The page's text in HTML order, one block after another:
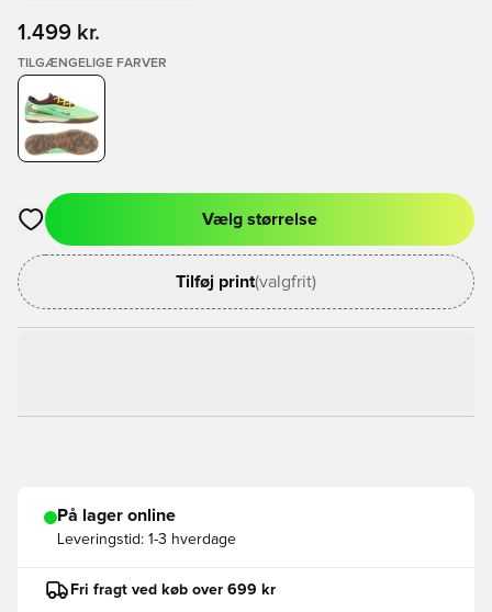
1.499 kr.
TILGÆNGELIGE FARVER
Åbner en Modal til at logge ind eller tilmelde dig som medlem
Vælg størrelse
Tilføj print(valgfrit)
På lager online
Leveringstid: 1-3 hverdage
Fri fragt ved køb over 699 kr